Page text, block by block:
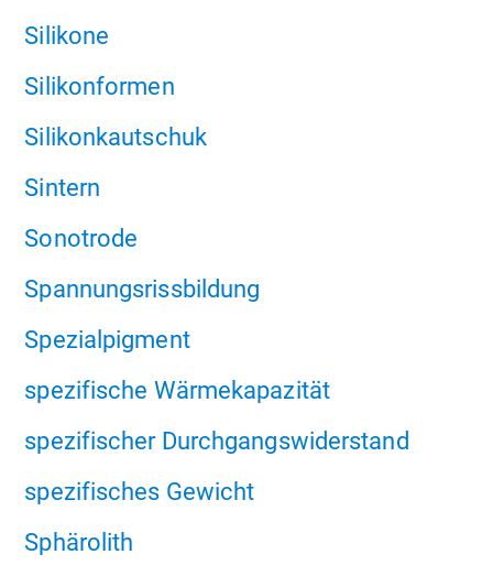
Silikone
Silikonformen
Silikonkautschuk
Sintern
Sonotrode
Spannungsrissbildung
Spezialpigment
spezifische Wärmekapazität
spezifischer Durchgangswiderstand
spezifisches Gewicht
Sphärolith